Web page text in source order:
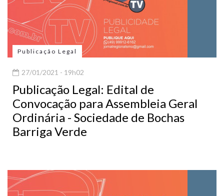
Publicação Legal
27/01/2021 - 19h02
Publicação Legal: Edital de
Convocação para Assembleia Geral
Ordinária - Sociedade de Bochas
Barriga Verde